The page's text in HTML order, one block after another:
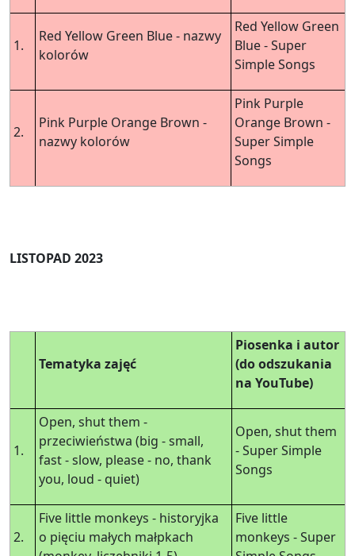
1.
Red Yellow Green Blue - nazwy
kolorów
Red Yellow Green
Blue - Super
Simple Songs
2.
Pink Purple Orange Brown -
nazwy kolorów
Pink Purple
Orange Brown -
Super Simple
Songs
LISTOPAD 2023
Tematyka zajęć
Piosenka i autor
(do odszukania
na YouTube)
1.
Open, shut them -
przeciwieństwa (big - small,
fast - slow, please - no, thank
you, loud - quiet)
Open, shut them
- Super Simple
Songs
2.
Five little monkeys - historyjka
o pięciu małych małpkach
Five little
monkeys - Super